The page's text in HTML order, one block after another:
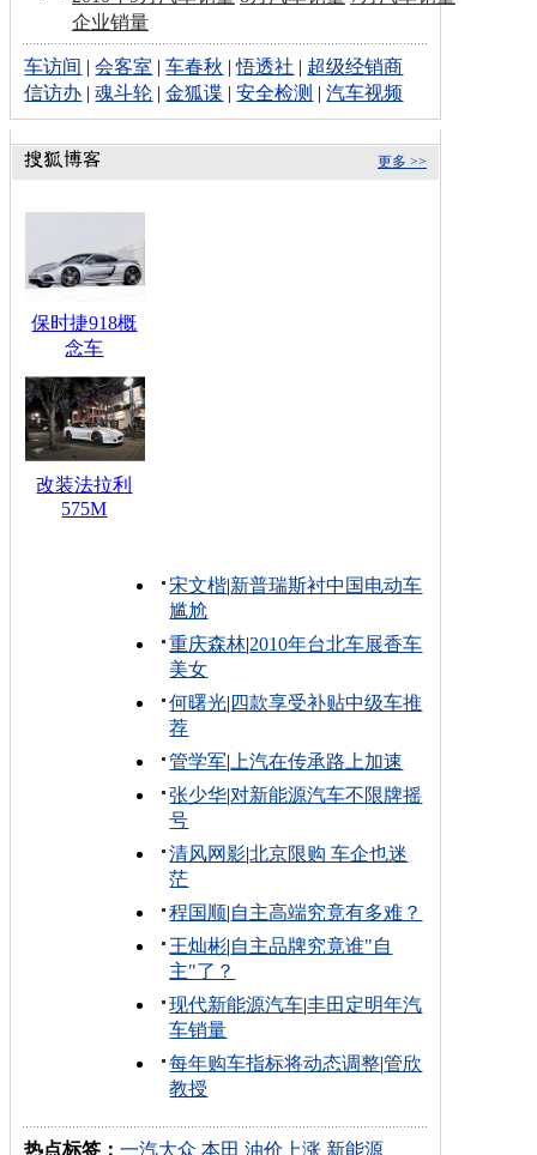
企业销量
车访间 |会客室 |车春秋 |悟透社 | 超级经销商
信访办 |魂斗轮 |金狐谍 |安全检测 |汽车视频
更多 >>
保时捷918概
念车
改装法拉利
575M
宋文楷|新普瑞斯衬中国电动车
尴尬
重庆森林|2010年台北车展香车
美女
何曙光| 四款享受补贴中级车推
荐
管学军| 上汽在传承路上加速
张少华|对新能源汽车不限牌摇
号
清风网影|北京限购 车企也迷
茫
程国顺|自主高端究竟有多难？
王灿彬|自主品牌究竟谁"自
主"了？
现代新能源汽车|丰田定明年汽
车销量
每年购车指标将动态调整|管欣
教授
热点标签：一汽大众 本田 油价上涨 新能源